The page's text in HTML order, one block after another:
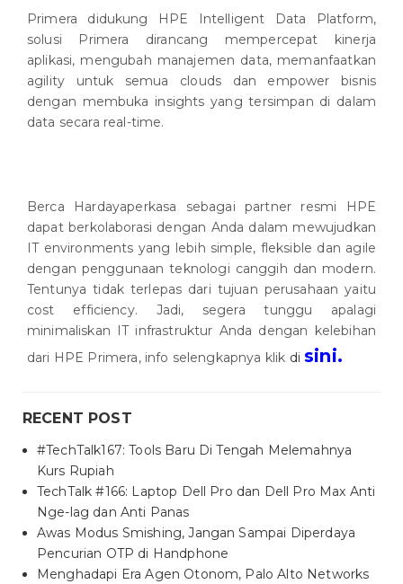
Primera didukung HPE Intelligent Data Platform,
solusi Primera dirancang mempercepat kinerja
aplikasi, mengubah manajemen data, memanfaatkan
agility untuk semua clouds dan empower bisnis
dengan membuka insights yang tersimpan di dalam
data secara real-time.
Berca Hardayaperkasa sebagai partner resmi HPE
dapat berkolaborasi dengan Anda dalam mewujudkan
IT environments yang lebih simple, fleksible dan agile
dengan penggunaan teknologi canggih dan modern.
Tentunya tidak terlepas dari tujuan perusahaan yaitu
cost efficiency. Jadi, segera tunggu apalagi
minimaliskan IT infrastruktur Anda dengan kelebihan
dari HPE Primera, info selengkapnya klik di sini.
RECENT POST
#TechTalk167: Tools Baru Di Tengah Melemahnya
Kurs Rupiah
TechTalk #166: Laptop Dell Pro dan Dell Pro Max Anti
Nge-lag dan Anti Panas
Awas Modus Smishing, Jangan Sampai Diperdaya
Pencurian OTP di Handphone
Menghadapi Era Agen Otonom, Palo Alto Networks